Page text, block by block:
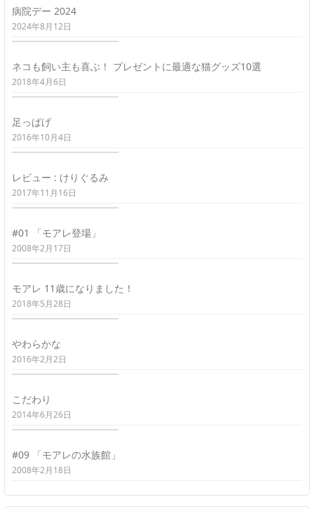
病院デー 2024
2024年8月12日
ネコも飼い主も喜ぶ！ プレゼントに最適な猫グッズ10選
2018年4月6日
足っぱげ
2016年10月4日
レビュー : けりぐるみ
2017年11月16日
#01 「モアレ登場」
2008年2月17日
モアレ 11歳になりました！
2018年5月28日
やわらかな
2016年2月2日
こだわり
2014年6月26日
#09 「モアレの水族館」
2008年2月18日